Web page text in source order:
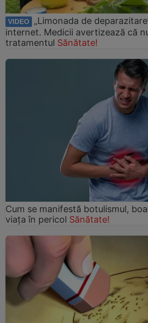
VIDEO
„Limonada de
internet. Medicii avertizează că
tratamentul Sănătate!
Cum se manifestă botulismul,
viaţa în pericol Sănătate!